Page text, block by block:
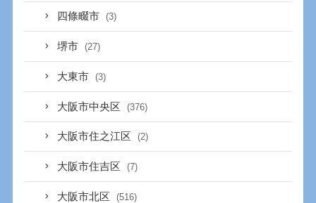
四條畷市 (3)
堺市 (27)
大東市 (3)
大阪市中央区 (376)
大阪市住之江区 (2)
大阪市住吉区 (7)
大阪市北区 (516)